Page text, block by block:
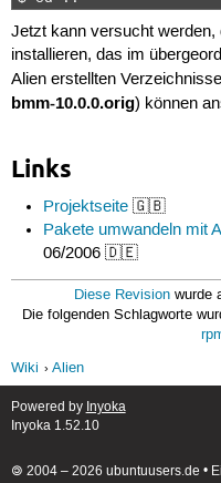
Jetzt kann versucht
installieren, das im
Alien erstellten
bmm-10.0.0.orig) können
Links
Projektseite 🇬🇧
Pakete umwandeln mit
06/2006 🇩🇪
Diese Revision wurde
Die folgenden Schlagworte
Wiki
Alien
Powered by Inyoka
Inyoka 1.52.10
🄯 2004 – 2026 ubuntuusers.de •